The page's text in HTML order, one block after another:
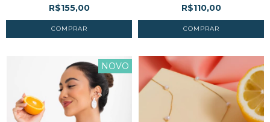
R$155,00 R$110,00
NOVO